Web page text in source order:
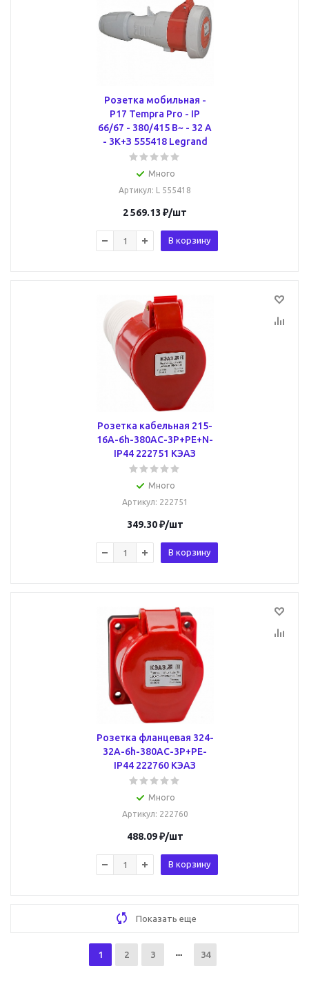
Розетка мобильная -
P17 Tempra Pro - IP
66/67 - 380/415 В~ - 32 A
- 3К+З 555418 Legrand
Много
Артикул: L 555418
2 569.13 ₽/шт
В корзину
Розетка кабельная 215-
16А-6h-380AC-3P+PE+N-
IP44 222751 КЭАЗ
Много
Артикул: 222751
349.30₽/шт
В корзину
Розетка фланцевая 324-
32А-6h-380AC-3P+PE-
IP44 222760 КЭАЗ
Много
Артикул: 222760
488.09₽/шт
В корзину
Показать еще
1 2 3 34